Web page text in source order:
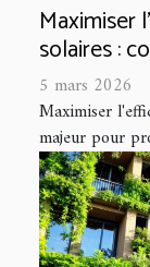
Maximiser
solaires :
5 mars 2026
Maximiser
majeur pour